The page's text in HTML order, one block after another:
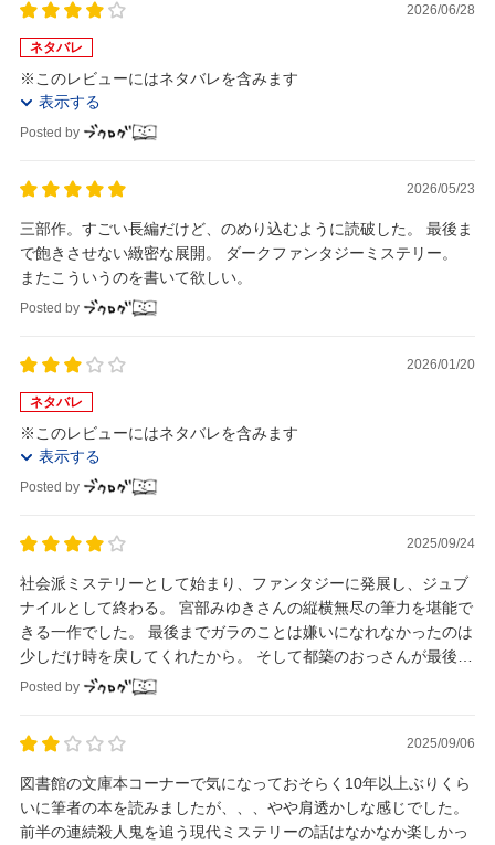
2026/06/28
ネタバレ
※このレビューにはネタバレを含みます
表示する
Posted by
2026/05/23
三部作。すごい長編だけど、のめり込むように読破した。 最後ま
で飽きさせない緻密な展開。 ダークファンタジーミステリー。
またこういうのを書いて欲しい。
Posted by
2026/01/20
ネタバレ
※このレビューにはネタバレを含みます
表示する
Posted by
2025/09/24
社会派ミステリーとして始まり、ファンタジーに発展し、ジュブ
ナイルとして終わる。 宮部みゆきさんの縦横無尽の筆力を堪能で
きる一作でした。 最後までガラのことは嫌いになれなかったのは
少しだけ時を戻してくれたから。 そして都築のおっさんが最後ま
で人間の良心の権化で良かった。
Posted by
2025/09/06
図書館の文庫本コーナーで気になっておそらく10年以上ぶりくら
いに筆者の本を読みましたが、、、やや肩透かしな感じでした。
前半の連続殺人鬼を追う現代ミステリーの話はなかなか楽しかっ